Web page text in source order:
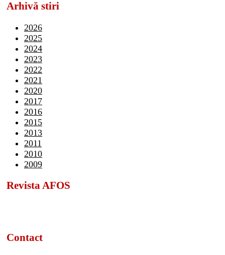
Arhivă stiri
2026
2025
2024
2023
2022
2021
2020
2017
2016
2015
2013
2011
2010
2009
Revista AFOS
Contact